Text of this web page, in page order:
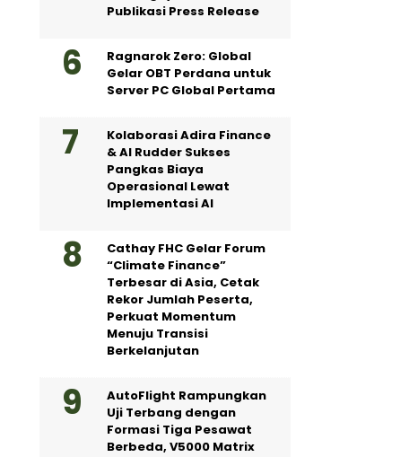
Publikasi Press Release
Ragnarok Zero: Global
Gelar OBT Perdana untuk
Server PC Global Pertama
Kolaborasi Adira Finance
& AI Rudder Sukses
Pangkas Biaya
Operasional Lewat
Implementasi AI
Cathay FHC Gelar Forum
“Climate Finance”
Terbesar di Asia, Cetak
Rekor Jumlah Peserta,
Perkuat Momentum
Menuju Transisi
Berkelanjutan
AutoFlight Rampungkan
Uji Terbang dengan
Formasi Tiga Pesawat
Berbeda, V5000 Matrix